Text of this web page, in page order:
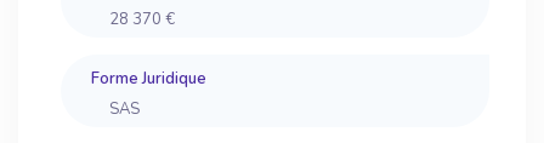
28 370 €
Forme Juridique
SAS